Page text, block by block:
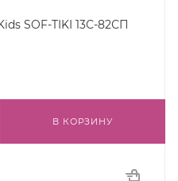
SOF-TIKI 13С-82СП
В КОРЗИНУ